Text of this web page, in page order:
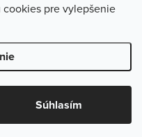
pre vylepšenie
Súhlasím
práva vyhradené.Upraviť